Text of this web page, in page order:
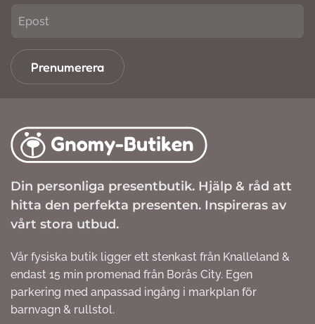
Prenumerera
Din personliga presentbutik. Hjälp & råd att
hitta den perfekta presenten. Inspireras av
vårt stora utbud.
Vår fysiska butik ligger ett stenkast från Knalleland &
endast 15 min promenad från Borås City. Egen
parkering med anpassad ingång i markplan för
barnvagn & rullstol.